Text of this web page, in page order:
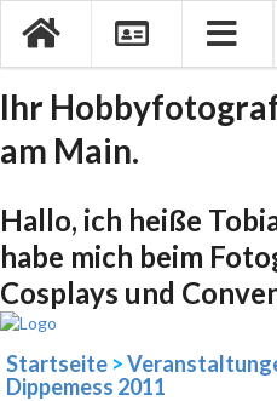
Ihr
am Main.
Hallo, ich heiße
habe mich beim
Cosplays und
Startseite >
Dippemess 2011